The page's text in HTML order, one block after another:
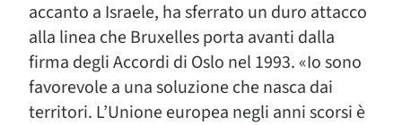
accanto a Israele, ha sferrato un duro attacco
alla linea che Bruxelles porta avanti dalla
firma degli Accordi di Oslo nel 1993. «Io sono
favorevole a una soluzione che nasca dai
territori. L’Unione europea negli anni scorsi è